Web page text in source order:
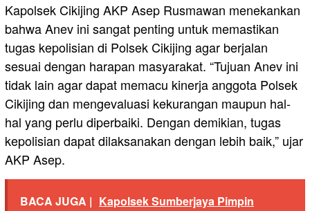
Kapolsek Cikijing AKP Asep Rusmawan menekankan
bahwa Anev ini sangat penting untuk memastikan
tugas kepolisian di Polsek Cikijing agar berjalan
sesuai dengan harapan masyarakat. “Tujuan Anev ini
tidak lain agar dapat memacu kinerja anggota Polsek
Cikijing dan mengevaluasi kekurangan maupun hal-
hal yang perlu diperbaiki. Dengan demikian, tugas
kepolisian dapat dilaksanakan dengan lebih baik,” ujar
AKP Asep.
BACA JUGA | Kapolsek Sumberjaya Pimpin